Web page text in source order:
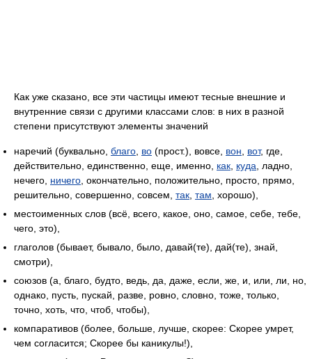
Как уже сказано, все эти частицы имеют тесные внешние и
внутренние связи с другими классами слов: в них в разной
степени присутствуют элементы значений
наречий (буквально, благо во (прост.), вовсе, вон вот, где,
действительно, единственно, еще, именно, как куда , ладно,
нечего, ничего , окончательно, положительно, просто, прямо,
решительно, совершенно, совсем, так там , хорошо),
местоименных слов (всё, всего, какое, оно, самое, себе, тебе,
чего, это),
глаголов (бывает, бывало, было, давай(те), дай(те), знай,
смотри),
союзов (а, благо, будто, ведь, да, даже, если, же, и, или, ли, но,
однако, пусть, пускай, разве, ровно, словно, тоже, только,
точно, хоть, что, чтоб, чтобы),
компаративов (более, больше, лучше, скорее: Скорее умрет,
чем согласится; Скорее бы каникулы!),